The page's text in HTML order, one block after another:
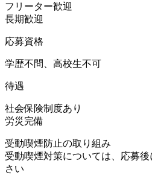
フリーター歓迎
長期歓迎
応募資格
学歴不問、高校生不可
待遇
社会保険制度あり
労災完備
受動喫煙防止の取り組み
受動喫煙対策については、応募
さい